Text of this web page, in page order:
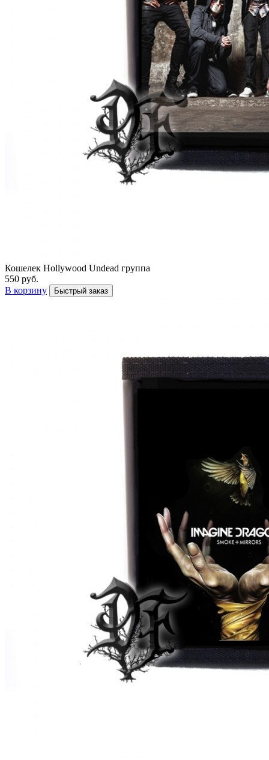
Кошелек Hollywood Undead группа
550 руб.
В корзину
Быстрый заказ